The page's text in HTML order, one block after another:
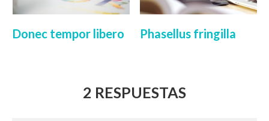
Donec tempor libero Phasellus fringilla
2 RESPUESTAS